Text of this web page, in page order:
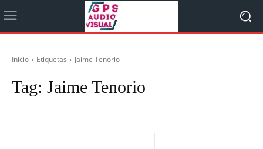
Inicio Etiquetas Jaime Tenorio
Tag: Jaime Tenorio